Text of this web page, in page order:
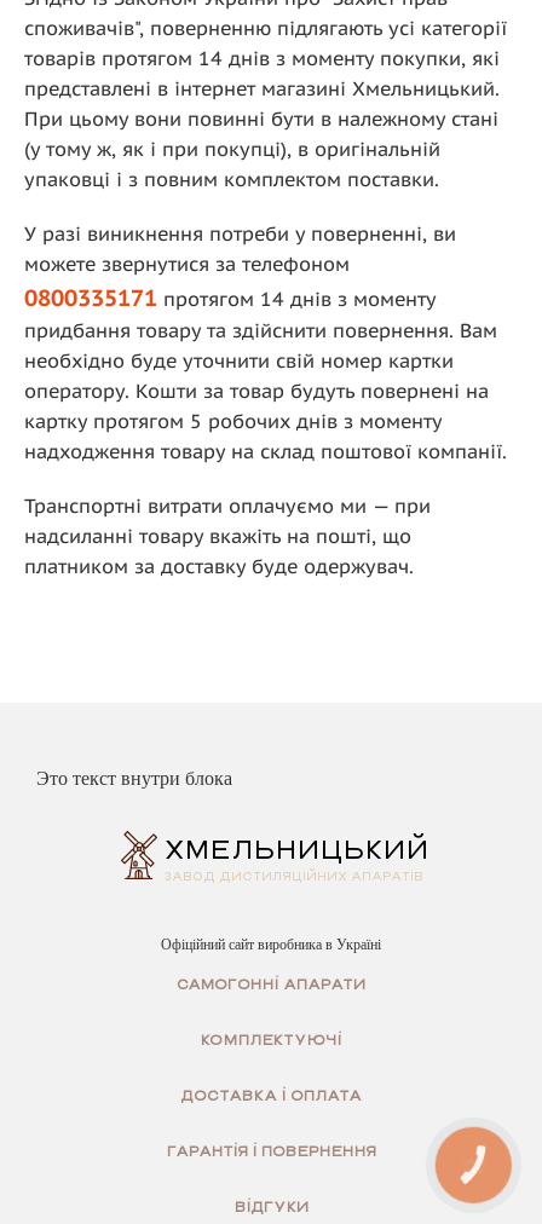
споживачів", поверненню підлягають усі категорії
товарів протягом 14 днів з моменту покупки, які
представлені в інтернет магазині Хмельницький.
При цьому вони повинні бути в належному стані
(у тому ж, як і при покупці), в оригінальній
упаковці і з повним комплектом поставки.
У разі виникнення потреби у поверненні, ви
можете звернутися за телефоном
0800335171 протягом 14 днів з моменту
придбання товару та здійснити повернення. Вам
необхідно буде уточнити свій номер картки
оператору. Кошти за товар будуть повернені на
картку протягом 5 робочих днів з моменту
надходження товару на склад поштової компанії.
Транспортні витрати оплачуємо ми — при
надсиланні товару вкажіть на пошті, що
платником за доставку буде одержувач.
Это текст внутри блока
ХМЕЛЬНИЦЬКИЙ
ЗАВОД ДИCTИЛЯЦІЙНИХ АПАРАТІВ
Офіційний сайт виробника в Україні
CAМОГОННІ АПАРАТИ
КОМПЛЕКТУЮЧІ
ДОСТАВКА І ОПЛАТА
ГАРАНТІЯ І ПОВЕРНЕННЯ
ВІДГУКИ
КНОПКА
ЗВ'ЯЗКУ